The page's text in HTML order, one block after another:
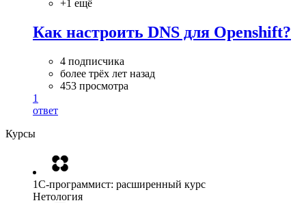
+1 ещё
Как настроить DNS для Openshift?
4 подписчика
более трёх лет назад
453 просмотра
1
ответ
Курсы
1C-программист: расширенный курс
Нетология